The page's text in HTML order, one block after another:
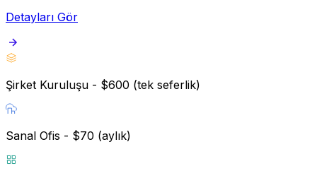
Detayları Gör
Şirket Kuruluşu - $600 (tek seferlik)
Sanal Ofis - $70 (aylık)